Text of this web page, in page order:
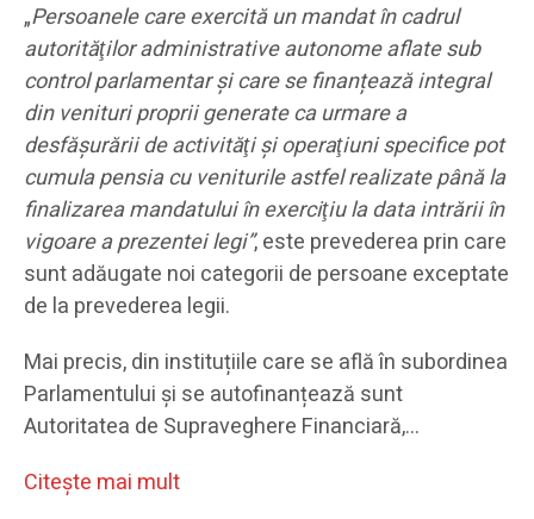
„Persoanele care exercită un mandat în cadrul
autorităţilor administrative autonome aflate sub
control parlamentar şi care se finanțează integral
din venituri proprii generate ca urmare a
desfășurării de activităţi şi operaţiuni specifice pot
cumula pensia cu veniturile astfel realizate până la
finalizarea mandatului în exerciţiu la data intrării în
vigoare a prezentei legi”, este prevederea prin care
sunt adăugate noi categorii de persoane exceptate
de la prevederea legii.
Mai precis, din instituțiile care se află în subordinea
Parlamentului și se autofinanțează sunt
Autoritatea de Supraveghere Financiară,…
Citeşte mai mult